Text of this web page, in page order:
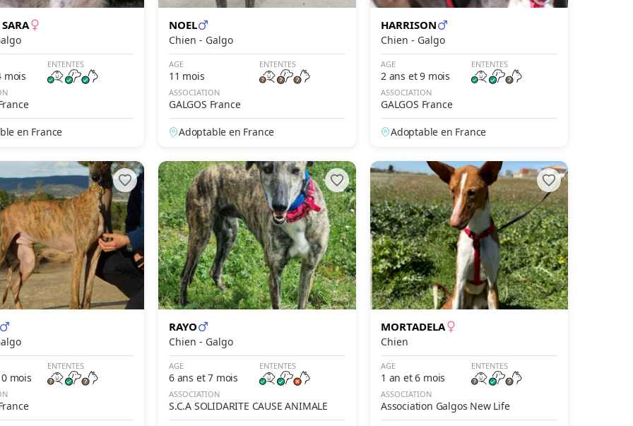
- Galgo
mois
ENTENTES
en France
NOEL
Chien - Galgo
AGE
11 mois
ENTENTES
ASSOCIATION
GALGOS France
Adoptable en France
HARRISON
Chien - Galgo
AGE
2 ans et 9 mois
ENTENTES
ASSOCIATION
GALGOS France
Adoptable en France
- Galgo
mois
ENTENTES
RAYO
Chien - Galgo
AGE
6 ans et 7 mois
ENTENTES
ASSOCIATION
S.C.A SOLIDARITE CAUSE ANIMALE
MORTADELA
Chien
AGE
1 an et 6 mois
ENTENTES
ASSOCIATION
Association Galgos New Life